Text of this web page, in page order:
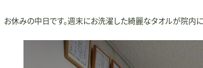
お休みの中日です。週末にお洗濯した綺麗なタオルが院内に